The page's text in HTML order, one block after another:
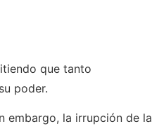
que tanto
poder.
embargo, la irrupción de la